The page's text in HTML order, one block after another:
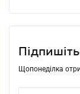
Щопонеділка